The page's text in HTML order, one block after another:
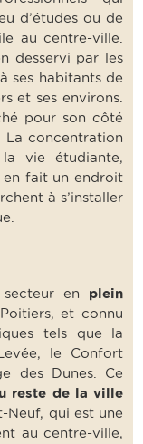
d’études ou de
au centre-ville.
desservi par les
ses habitants de
et ses environs.
pour son côté
La concentration
la vie étudiante,
en fait un endroit
à s’installer
en plein
et connu
tels que la
le Confort
des Dunes. Ce
reste de la ville
Neuf, qui est une
au centre-ville,